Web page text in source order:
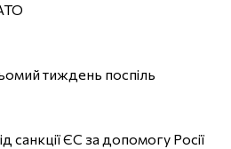
тиждень поспіль
санкції ЄС за допомогу Росії